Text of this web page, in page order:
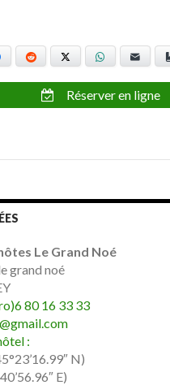
Facebook Reddit WhatsApp E-mail
Réserver en ligne
Le Grand Noé
grand noé
80 16 33 33
:
N)
E)